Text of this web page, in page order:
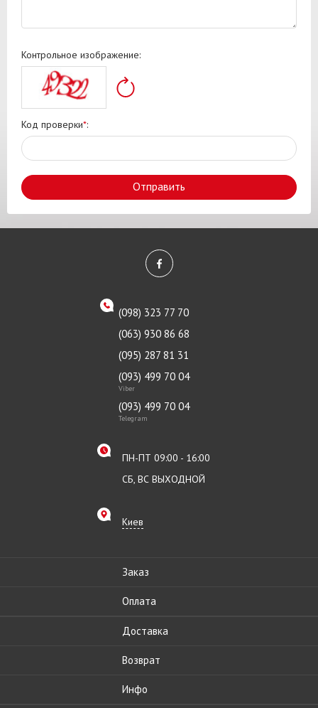
Контрольное изображение:
Код проверки*:
Отправить
(098) 323 77 70
(063) 930 86 68
(095) 287 81 31
(093) 499 70 04
Viber
(093) 499 70 04
Telegram
ПН-ПТ 09:00 - 16:00
СБ, ВС ВЫХОДНОЙ
Киев
Заказ
Оплата
Доставка
Возврат
Инфо